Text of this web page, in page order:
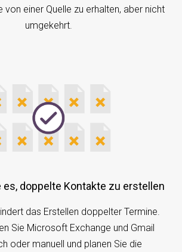
von einer Quelle zu erhalten, aber nicht
umgekehrt.
es, doppelte Kontakte zu erstellen
das Erstellen doppelter Termine.
Sie Microsoft Exchange und Gmail
oder manuell und planen Sie die